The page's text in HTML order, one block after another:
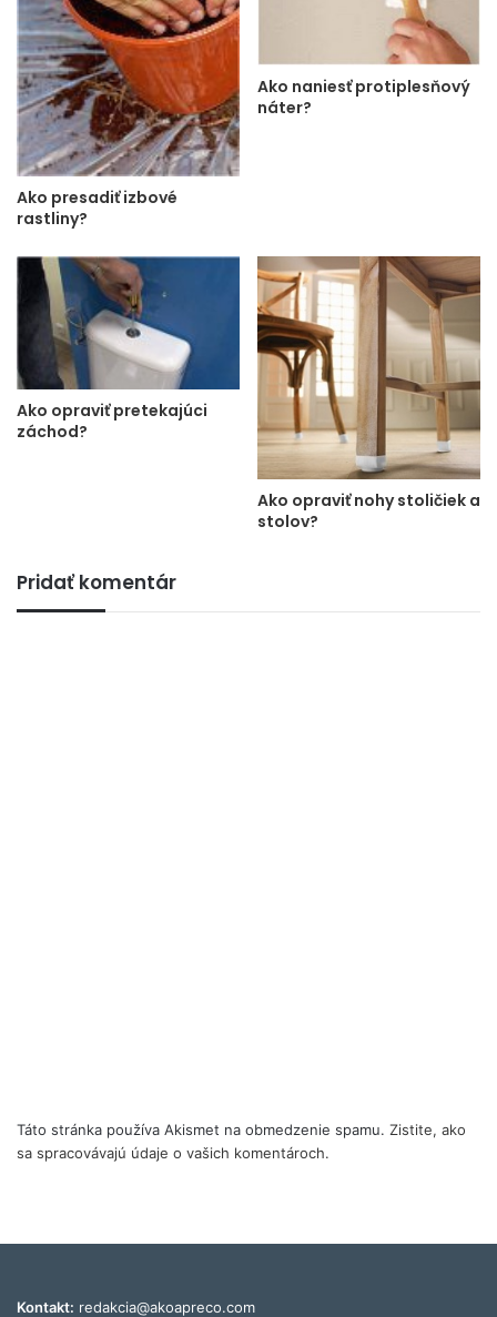
Ako presadiť izbové
rastliny?
Ako naniesť protiplesňový
náter?
Ako opraviť pretekajúci
záchod?
Ako opraviť nohy stoličiek a
stolov?
Pridať komentár
Táto stránka používa Akismet na obmedzenie spamu. Zistite, ako
sa spracovávajú údaje o vašich komentároch.
Kontakt: redakcia@akoapreco.com